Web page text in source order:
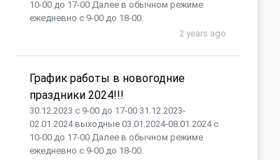
10-00 до 17-00 Далее в обычном режиме
ежедневно с 9-00 до 18-00.
2 years ago
График работы в новогодние
праздники 2024!!!
30.12.2023 с 9-00 до 17-00 31.12.2023-
02.01.2024 выходные 03.01.2024-08.01.2024 с
10-00 до 17-00 Далее в обычном режиме
ежедневно с 9-00 до 18-00.